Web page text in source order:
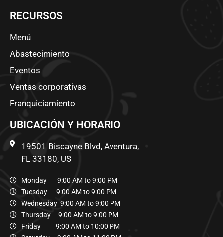
RECURSOS
Menú
Abastecimiento
Eventos
Ventas corporativas
Franquiciamiento
UBICACIÓN Y HORARIO
19501 Biscayne Blvd, Aventura,
FL 33180, US
Monday 9:00 AM to 9:00 PM
Tuesday 9:00 AM to 9:00 PM
Wednesday 9:00 AM to 9:00 PM
Thursday 9:00 AM to 9:00 PM
Friday 9:00 AM to 10:00 PM